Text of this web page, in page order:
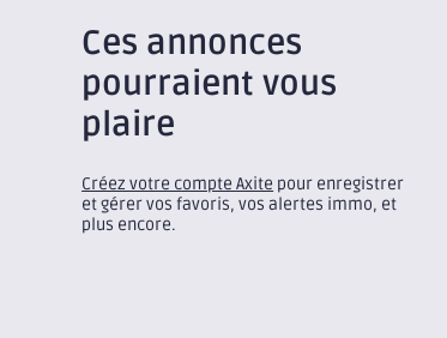
Ces annonces
pourraient vous
plaire
Créez votre compte Axite pour enregistrer
et gérer vos favoris, vos alertes immo, et
plus encore.